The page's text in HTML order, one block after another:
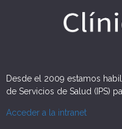
Desde el 2009 estamos
de Servicios de Salud (IPS)
Acceder a la intranet